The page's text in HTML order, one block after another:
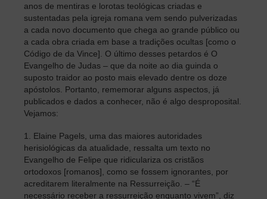
anos de mentiras e lorotas teológicas criadas e
sustentadas pela igreja romana vem sendo pulverizadas
a cada novo documento que chega ao grande público ou
a cada obra criada em base a tradições ocultas [como o
Código de da Vince]. O último desses petardos é O
Evangelho de Judas – que da noite ao dia guinda o
suposto traidor ao posto mais elevado dentre os doze
apóstolos. Portanto, rememorar alguns aspectos, já
publicados e dados a conhecer, não é algo desproposital.
Vejamos:
1. Elaine Pagels, uma das maiores autoridades
herisiológicas da atualidade, ressalta um texto no
Evangelho de Felipe que ridiculariza os cristãos
ortodoxos [romanos], como se fossem ignorantes, por
acreditarem literalmente na Ressurreição. – “É
necessário receber a ressurreição enquanto vivem”, diz